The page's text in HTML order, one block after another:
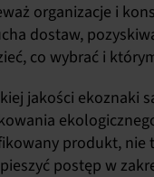
organizacje i
dostaw,
co wybrać i
jakości ekoznaki
produkt, nie
postęp w